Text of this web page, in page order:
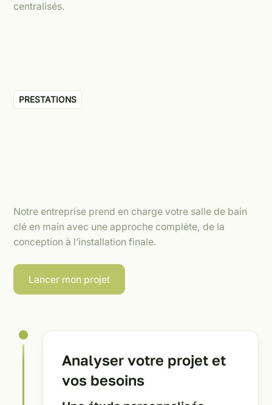
centralisés.
PRESTATIONS
Notre entreprise prend en charge votre salle de bain
clé en main avec une approche complète, de la
conception à l’installation finale.
Lancer mon projet
Analyser votre projet et
vos besoins